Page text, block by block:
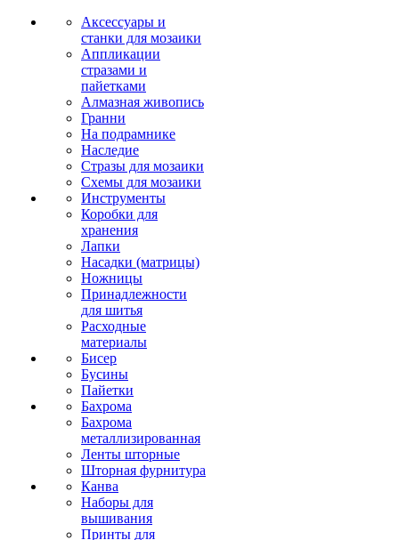
Аксессуары и
станки для мозаики
Аппликации
стразами и
пайетками
Алмазная живопись
Гранни
На подрамнике
Наследие
Стразы для мозаики
Схемы для мозаики
Инструменты
Коробки для
хранения
Лапки
Насадки (матрицы)
Ножницы
Принадлежности
для шитья
Расходные
материалы
Бисер
Бусины
Пайетки
Бахрома
Бахрома
металлизированная
Ленты шторные
Шторная фурнитура
Канва
Наборы для
вышивания
Принты для